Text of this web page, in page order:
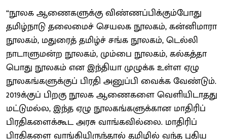
“நூலக ஆணைகளுக்கு விண்ணப்பிக்கும்போது
தமிழ்நாடு தலைமைச் செயலக நூலகம், கன்னிமாரா
நூலகம், மதுரைத் தமிழ்ச் சங்க நூலகம், டெல்லி
நாடாளுமன்ற நூலகம், மும்பை நூலகம், கல்கத்தா
பொது நூலகம் என இந்தியா முழுக்க உள்ள ஏழு
நூலகங்களுக்குப் பிரதி அனுப்பி வைக்க வேண்டும்.
2019க்குப் பிறகு நூலக ஆணைகளை வெளியிடாதது
மட்டுமல்ல, இந்த ஏழு நூலகங்களுக்கான மாதிரிப்
பிரதிகளைக்கூட அரசு வாங்கவில்லை. மாதிரிப்
பிரதிகளை வாங்கியிருந்தால் தமிழில் வந்த புதிய